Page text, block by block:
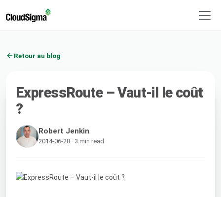
Retour au blog
ExpressRoute – Vaut-il le coût
?
Robert Jenkin
2014-06-28 · 3 min read